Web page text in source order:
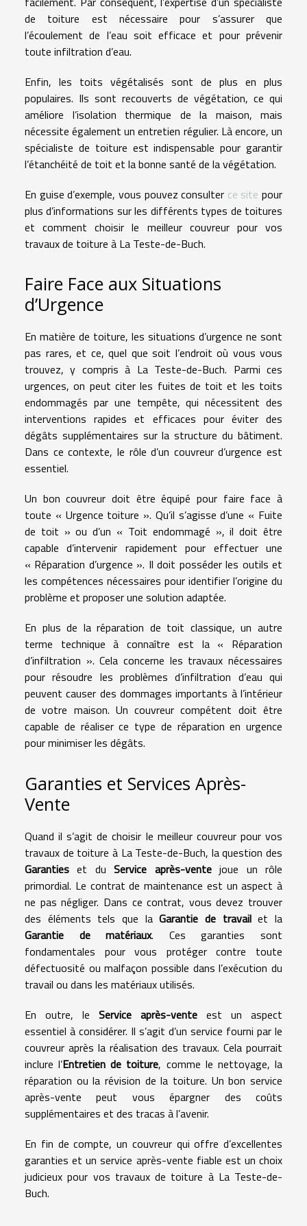
de toiture est nécessaire pour s’assurer que
l’écoulement de l’eau soit efficace et pour prévenir
toute infiltration d’eau.
Enfin, les toits végétalisés sont de plus en plus
populaires. Ils sont recouverts de végétation, ce qui
améliore l’isolation thermique de la maison, mais
nécessite également un entretien régulier. Là encore, un
spécialiste de toiture est indispensable pour garantir
l’étanchéité de toit et la bonne santé de la végétation.
En guise d’exemple, vous pouvez consulter ce site pour
plus d’informations sur les différents types de toitures
et comment choisir le meilleur couvreur pour vos
travaux de toiture à La Teste-de-Buch.
Faire Face aux Situations
d’Urgence
En matière de toiture, les situations d’urgence ne sont
pas rares, et ce, quel que soit l’endroit où vous vous
trouvez, y compris à La Teste-de-Buch. Parmi ces
urgences, on peut citer les fuites de toit et les toits
endommagés par une tempête, qui nécessitent des
interventions rapides et efficaces pour éviter des
dégâts supplémentaires sur la structure du bâtiment.
Dans ce contexte, le rôle d’un couvreur d’urgence est
essentiel.
Un bon couvreur doit être équipé pour faire face à
toute « Urgence toiture ». Qu’il s’agisse d’une « Fuite
de toit » ou d’un « Toit endommagé », il doit être
capable d’intervenir rapidement pour effectuer une
« Réparation d’urgence ». Il doit posséder les outils et
les compétences nécessaires pour identifier l’origine du
problème et proposer une solution adaptée.
En plus de la réparation de toit classique, un autre
terme technique à connaître est la « Réparation
d’infiltration ». Cela concerne les travaux nécessaires
pour résoudre les problèmes d’infiltration d’eau qui
peuvent causer des dommages importants à l’intérieur
de votre maison. Un couvreur compétent doit être
capable de réaliser ce type de réparation en urgence
pour minimiser les dégâts.
Garanties et Services Après-
Vente
Quand il s’agit de choisir le meilleur couvreur pour vos
travaux de toiture à La Teste-de-Buch, la question des
Garanties et duService après-ventejoue un rôle
primordial. Le contrat de maintenance est un aspect à
ne pas négliger. Dans ce contrat, vous devez trouver
des éléments tels que laGarantie de travailet la
Garantie de matériaux. Ces garanties sont
fondamentales pour vous protéger contre toute
défectuosité ou malfaçon possible dans l’exécution du
travail ou dans les matériaux utilisés.
En outre, le Service après-vente est un aspect
essentiel à considérer. Il s’agit d’un service fourni par le
couvreur après la réalisation des travaux. Cela pourrait
inclure l’Entretien de toiture, comme le nettoyage, la
réparation ou la révision de la toiture. Un bon service
après-vente peut vous épargner des coûts
supplémentaires et des tracas à l’avenir.
En fin de compte, un couvreur qui offre d’excellentes
garanties et un service après-vente fiable est un choix
judicieux pour vos travaux de toiture à La Teste-de-
Buch.